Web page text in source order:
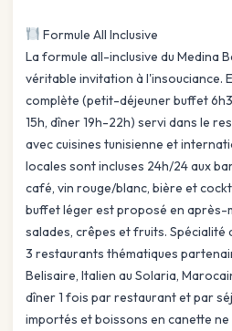
Formule All Inclusive
La formule all-inclusive du Medina
véritable invitation à l'insouciance.
complète (petit-déjeuner buffet
15h, dîner 19h-22h) servi dans le
avec cuisines tunisienne et
locales sont incluses 24h/24 aux
café, vin rouge/blanc, bière et
buffet léger est proposé en après-
salades, crêpes et fruits. Spécialité
3 restaurants thématiques
Belisaire, Italien au Solaria,
dîner 1 fois par restaurant et par
importés et boissons en canette ne